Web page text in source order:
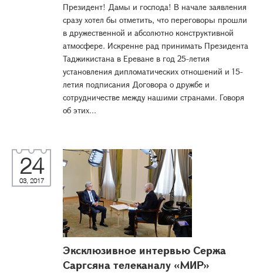
Президент! Дамы и господа! В начале заявления
сразу хотел бы отметить, что переговоры прошли
в дружественной и абсолютно конструктивной
атмосфере. Искренне рад принимать Президента
Таджикистана в Ереване в год 25-летия
установления дипломатических отношений и 15-
летия подписания Договора о дружбе и
сотрудничестве между нашими странами. Говоря
об этих...
24
03, 2017
Эксклюзивное интервью Сержа
Саргсяна телеканалу «МИР»